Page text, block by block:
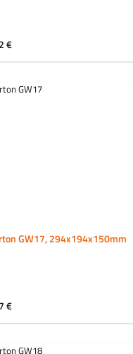
Preis:
€
GW17, 294x194x150mm
Preis:
€